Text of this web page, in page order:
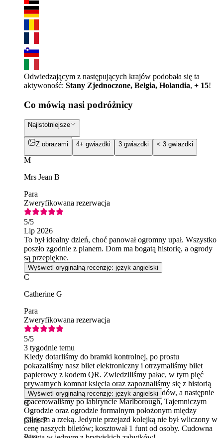
Odwiedzającym z następujących krajów podobała się ta
aktywoność: Stany Zjednoczone, Belgia, Holandia, + 15!
Co mówią nasi podróżnicy
Najistotniejsze
Z obrazami 4+ gwiazdki 3 gwiazdki < 3 gwiazdki
M
Mrs Jean B
Para
Zweryfikowana rezerwacja
5/5
Lip 2026
To był idealny dzień, choć panował ogromny upał. Wszystko
poszło zgodnie z planem. Dom ma bogatą historię, a ogrody
są przepiękne.
Wyświetl oryginalną recenzję: język angielski
C
Catherine G
Para
Zweryfikowana rezerwacja
5/5
3 tygodnie temu
Kiedy dotarliśmy do bramki kontrolnej, po prostu
pokazaliśmy nasz bilet elektroniczny i otrzymaliśmy bilet
papierowy z kodem QR. Zwiedziliśmy pałac, w tym pięć
prywatnych komnat księcia oraz zapoznaliśmy się z historią
rodziny. Małą kolejką pojechaliśmy do ogrodów, a następnie
spacerowaliśmy po labiryncie Marlborough, Tajemniczym
Ogrodzie oraz ogrodzie formalnym położonym między
pałacem a rzeką. Jedynie przejazd kolejką nie był wliczony w
cenę naszych biletów; kosztował 1 funt od osoby. Cudowna
Wyświetl oryginalną recenzję: język angielski
C
Chris P